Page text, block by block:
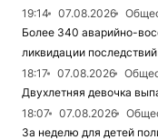
19:14
07.08.2026
Более 340 аварийно-
ликвидации
18:17
07.08.2026
Двухлетняя девочка
18:07
07.08.2026
За неделю для детей